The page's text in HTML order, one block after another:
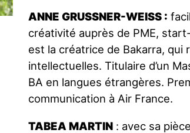
ANNE GRUSSNER-WEISS :
créativité auprès de PME,
est la créatrice de Bakarra,
intellectuelles. Titulaire d’un
BA en langues étrangères.
communication à Air France.
TABEA MARTIN : avec sa pièce